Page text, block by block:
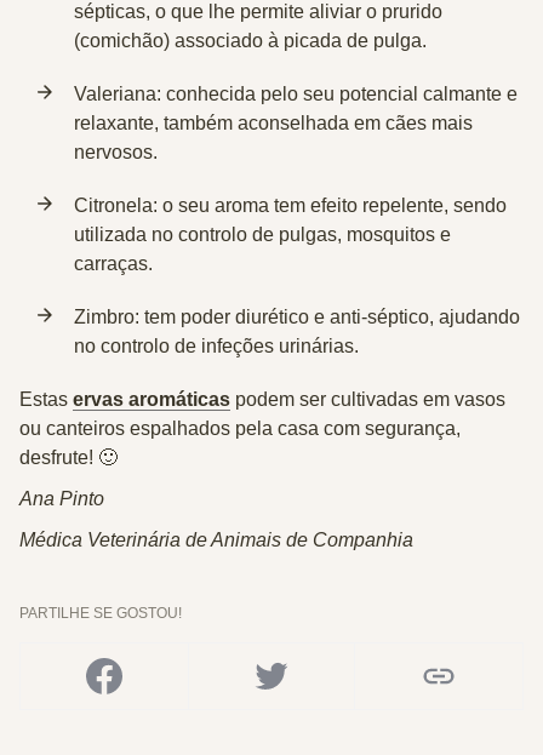
sépticas, o que lhe permite aliviar o prurido
(comichão) associado à picada de pulga.
Valeriana: conhecida pelo seu potencial calmante e
relaxante, também aconselhada em cães mais
nervosos.
Citronela: o seu aroma tem efeito repelente, sendo
utilizada no controlo de pulgas, mosquitos e
carraças.
Zimbro: tem poder diurético e anti-séptico, ajudando
no controlo de infeções urinárias.
Estas ervas aromáticas podem ser cultivadas em vasos
ou canteiros espalhados pela casa com segurança,
desfrute! 🙂
Ana Pinto
Médica Veterinária de Animais de Companhia
PARTILHE SE GOSTOU!